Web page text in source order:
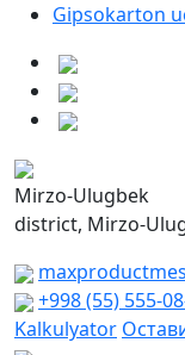
Gipsokarton
Mirzo-Ulugbek
district, Mirzo-
+998 (55) 555-
Kalkulyator